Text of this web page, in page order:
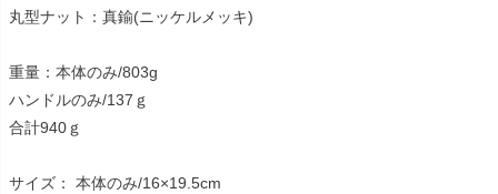
丸型ナット：真鍮(ニッケルメッキ)
重量：本体のみ/803g
ハンドルのみ/137ｇ
合計940ｇ
サイズ： 本体のみ/16×19.5cm